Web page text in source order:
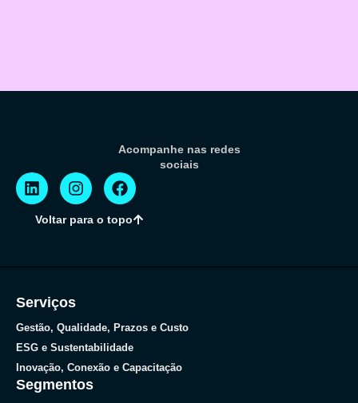
Acompanhe nas redes
sociais
Voltar para o topo
Serviços
Gestão, Qualidade, Prazos e Custo
ESG e Sustentabilidade
Inovação, Conexão e Capacitação
Segmentos